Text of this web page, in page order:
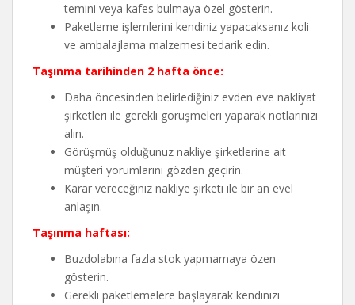
temini veya kafes bulmaya özel gösterin.
Paketleme işlemlerini kendiniz yapacaksanız koli
ve ambalajlama malzemesi tedarik edin.
Taşınma tarihinden 2 hafta önce:
Daha öncesinden belirlediğiniz evden eve nakliyat
şirketleri ile gerekli görüşmeleri yaparak notlarınızı
alın.
Görüşmüş olduğunuz nakliye şirketlerine ait
müşteri yorumlarını gözden geçirin.
Karar vereceğiniz nakliye şirketi ile bir an evel
anlaşın.
Taşınma haftası:
Buzdolabına fazla stok yapmamaya özen
gösterin.
Gerekli paketlemelere başlayarak kendinizi